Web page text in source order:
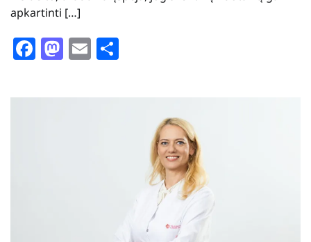
apkartinti […]
Facebook
Mastodon
Email